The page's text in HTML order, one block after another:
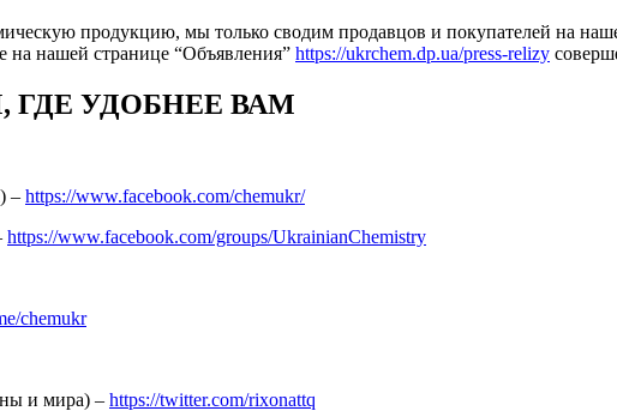
продукцию, мы только сводим продавцов и покупателей на
на нашей странице “Объявления” https://ukrchem.dp.ua/press-relizy
ГДЕ УДОБНЕЕ ВАМ
– https://www.facebook.com/chemukr/
https://www.facebook.com/groups/UkrainianChemistry
chemukr
и мира) – https://twitter.com/rixonattq